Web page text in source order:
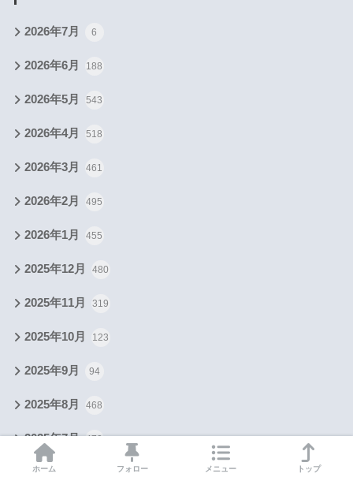
2026年7月 6
2026年6月 188
2026年5月 543
2026年4月 518
2026年3月 461
2026年2月 495
2026年1月 455
2025年12月 480
2025年11月 319
2025年10月 123
2025年9月 94
2025年8月 468
2025年7月 470
2025年6月
ホーム フォロー メニュー トップ